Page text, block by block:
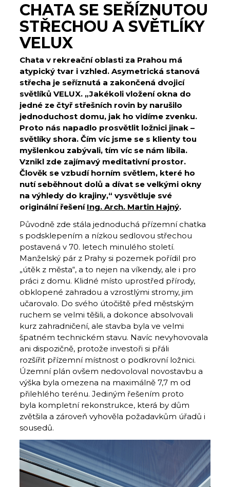
CHATA SE SEŘÍZNUTOU
STŘECHOU A SVĚTLÍKY
VELUX
Chata v rekreační oblasti za Prahou má
atypický tvar i vzhled. Asymetrická stanová
střecha je seříznutá a zakončená dvojicí
světlíků VELUX. „Jakékoli vložení okna do
jedné ze čtyř střešních rovin by narušilo
jednoduchost domu, jak ho vidíme zvenku.
Proto nás napadlo prosvětlit ložnici jinak –
světlíky shora. Čím víc jsme se s klienty tou
myšlenkou zabývali, tím víc se nám líbila.
Vznikl zde zajímavý meditativní prostor.
Člověk se vzbudí horním světlem, které ho
nutí seběhnout dolů a dívat se velkými okny
na výhledy do krajiny,“ vysvětluje své
originální řešení Ing. Arch. Martin Hajný.
Původně zde stála jednoduchá přízemní chatka
s podsklepením a nízkou sedlovou střechou
postavená v 70. letech minulého století.
Manželský pár z Prahy si pozemek pořídil pro
„útěk z města“, a to nejen na víkendy, ale i pro
práci z domu. Klidné místo uprostřed přírody,
obklopené zahradou a vzrostlými stromy, jim
učarovalo. Do svého útočiště před městským
ruchem se velmi těšili, a dokonce absolvovali
kurz zahradničení, ale stavba byla ve velmi
špatném technickém stavu. Navíc nevyhovovala
ani dispozičně, protože investoři si přáli
rozšířit přízemní místnost o podkrovní ložnici.
Územní plán ovšem nedovoloval novostavbu a
výška byla omezena na maximálně 7,7 m od
přilehlého terénu. Jediným řešením proto
byla kompletní rekonstrukce, která by dům
zvětšila a zároveň vyhověla požadavkům úřadů i
sousedů.